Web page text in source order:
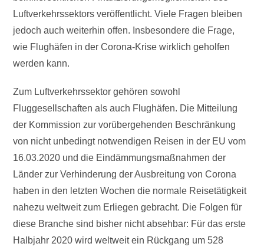
Luftverkehrssektors veröffentlicht. Viele Fragen bleiben
jedoch auch weiterhin offen. Insbesondere die Frage,
wie Flughäfen in der Corona-Krise wirklich geholfen
werden kann.
Zum Luftverkehrssektor gehören sowohl
Fluggesellschaften als auch Flughäfen. Die Mitteilung
der Kommission zur vorübergehenden Beschränkung
von nicht unbedingt notwendigen Reisen in der EU vom
16.03.2020 und die Eindämmungsmaßnahmen der
Länder zur Verhinderung der Ausbreitung von Corona
haben in den letzten Wochen die normale Reisetätigkeit
nahezu weltweit zum Erliegen gebracht. Die Folgen für
diese Branche sind bisher nicht absehbar: Für das erste
Halbjahr 2020 wird weltweit ein Rückgang um 528